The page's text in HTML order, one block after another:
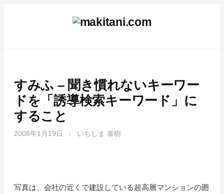
すみふ – 聞き慣れないキーワー
ドを「誘導検索キーワード」に
すること
2008年1月19日 / いちしま 泰樹
写真は、会社の近くで建設している超高層マンションの囲